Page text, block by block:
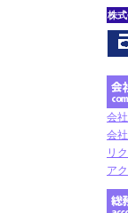
株
会
会
リ
ア